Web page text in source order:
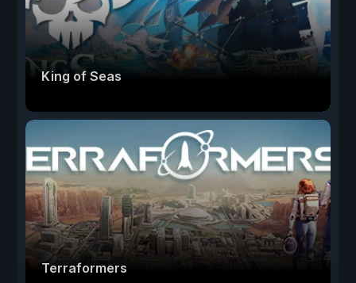
King of Seas
Terraformers